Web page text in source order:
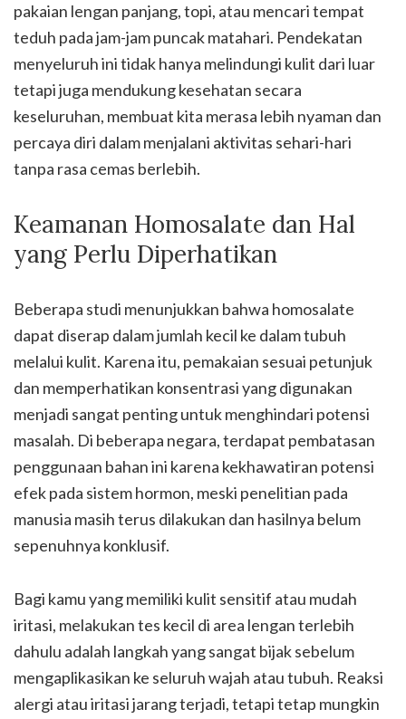
pakaian lengan panjang, topi, atau mencari tempat
teduh pada jam-jam puncak matahari. Pendekatan
menyeluruh ini tidak hanya melindungi kulit dari luar
tetapi juga mendukung kesehatan secara
keseluruhan, membuat kita merasa lebih nyaman dan
percaya diri dalam menjalani aktivitas sehari-hari
tanpa rasa cemas berlebih.
Keamanan Homosalate dan Hal
yang Perlu Diperhatikan
Beberapa studi menunjukkan bahwa homosalate
dapat diserap dalam jumlah kecil ke dalam tubuh
melalui kulit. Karena itu, pemakaian sesuai petunjuk
dan memperhatikan konsentrasi yang digunakan
menjadi sangat penting untuk menghindari potensi
masalah. Di beberapa negara, terdapat pembatasan
penggunaan bahan ini karena kekhawatiran potensi
efek pada sistem hormon, meski penelitian pada
manusia masih terus dilakukan dan hasilnya belum
sepenuhnya konklusif.
Bagi kamu yang memiliki kulit sensitif atau mudah
iritasi, melakukan tes kecil di area lengan terlebih
dahulu adalah langkah yang sangat bijak sebelum
mengaplikasikan ke seluruh wajah atau tubuh. Reaksi
alergi atau iritasi jarang terjadi, tetapi tetap mungkin